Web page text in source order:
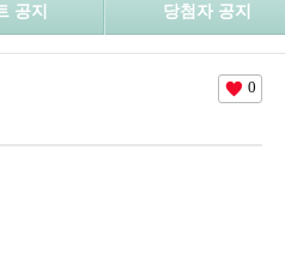
공지 당첨자 공지
0